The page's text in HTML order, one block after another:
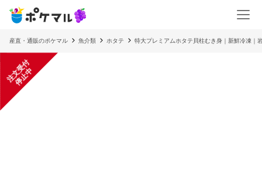
産直・通販のポケマル 魚介類 ホタテ 特大プレミアムホタテ貝柱むき身｜新鮮冷凍｜
注
文
受
付
停
止
中